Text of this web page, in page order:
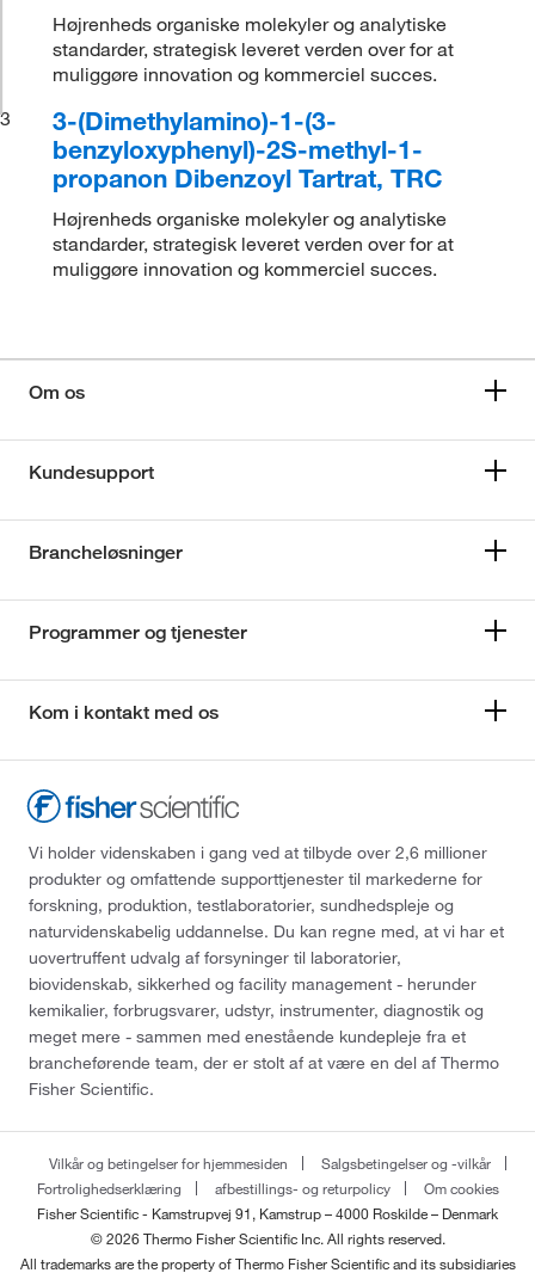
Højrenheds organiske molekyler og analytiske
standarder, strategisk leveret verden over for at
muliggøre innovation og kommerciel succes.
3
3-(Dimethylamino)-1-(3-
benzyloxyphenyl)-2S-methyl-1-
propanon Dibenzoyl Tartrat, TRC
Højrenheds organiske molekyler og analytiske
standarder, strategisk leveret verden over for at
muliggøre innovation og kommerciel succes.
Om os
Kundesupport
Brancheløsninger
Programmer og tjenester
Kom i kontakt med os
Vi holder videnskaben i gang ved at tilbyde over 2,6 millioner
produkter og omfattende supporttjenester til markederne for
forskning, produktion, testlaboratorier, sundhedspleje og
naturvidenskabelig uddannelse. Du kan regne med, at vi har et
uovertruffent udvalg af forsyninger til laboratorier,
biovidenskab, sikkerhed og facility management - herunder
kemikalier, forbrugsvarer, udstyr, instrumenter, diagnostik og
meget mere - sammen med enestående kundepleje fra et
brancheførende team, der er stolt af at være en del af Thermo
Fisher Scientific.
Vilkår og betingelser for hjemmesiden
Salgsbetingelser og -vilkår
Fortrolighedserklæring
afbestillings- og returpolicy
Om cookies
Fisher Scientific - Kamstrupvej 91, Kamstrup – 4000 Roskilde – Denmark
© 2026 Thermo Fisher Scientific Inc. All rights reserved.
All trademarks are the property of Thermo Fisher Scientific and its subsidiaries